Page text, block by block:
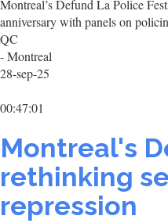
Montreal’s Defund La Police
anniversary with panels on
QC
- Montreal
28-sep-25
00:47:01
Montreal's
rethinking
repression